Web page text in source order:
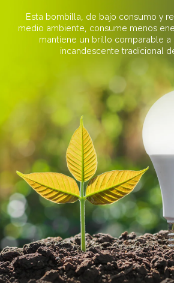
Esta bombilla, de bajo consumo y
medio ambiente, consume menos
mantiene un brillo comparable a
incandescente tradicional